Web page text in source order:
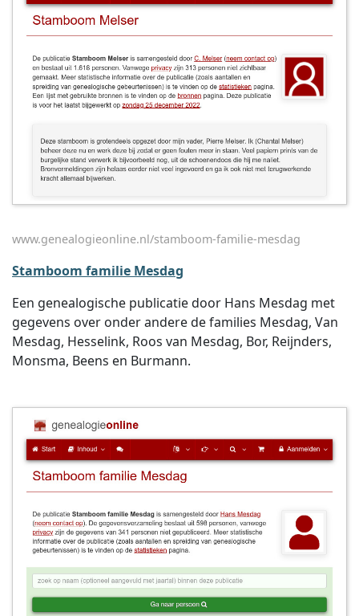
www.genealogieonline.nl/stamboom-familie-mesdag
Stamboom familie Mesdag
Een genealogische publicatie door Hans Mesdag met
gegevens over onder andere de families Mesdag, Van
Mesdag, Hesselink, Roos van Mesdag, Bor, Reijnders,
Monsma, Beens en Burmann.